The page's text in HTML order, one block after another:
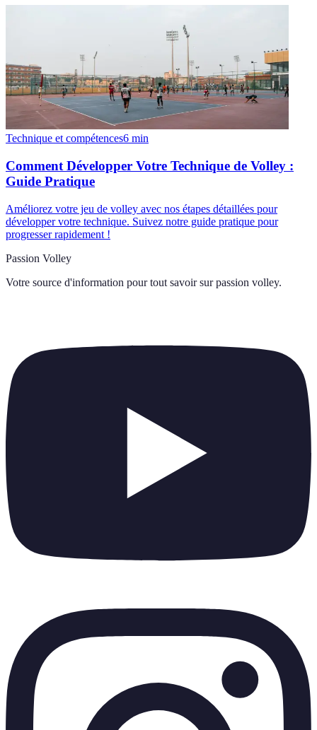
Technique et compétences6 min
Comment Développer Votre Technique de Volley :
Guide Pratique
Améliorez votre jeu de volley avec nos étapes détaillées pour
développer votre technique. Suivez notre guide pratique pour
progresser rapidement !
Passion Volley
Votre source d'information pour tout savoir sur passion volley.